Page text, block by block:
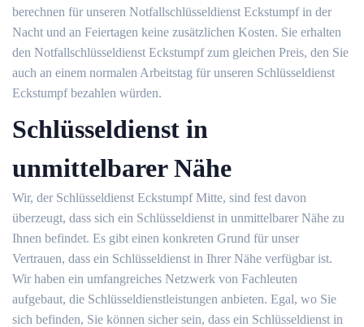
berechnen für unseren Notfallschlüsseldienst Eckstumpf in der
Nacht und an Feiertagen keine zusätzlichen Kosten. Sie erhalten
den Notfallschlüsseldienst Eckstumpf zum gleichen Preis, den Sie
auch an einem normalen Arbeitstag für unseren Schlüsseldienst
Eckstumpf bezahlen würden.
Schlüsseldienst in
unmittelbarer Nähe
Wir, der Schlüsseldienst Eckstumpf Mitte, sind fest davon
überzeugt, dass sich ein Schlüsseldienst in unmittelbarer Nähe zu
Ihnen befindet. Es gibt einen konkreten Grund für unser
Vertrauen, dass ein Schlüsseldienst in Ihrer Nähe verfügbar ist.
Wir haben ein umfangreiches Netzwerk von Fachleuten
aufgebaut, die Schlüsseldienstleistungen anbieten. Egal, wo Sie
sich befinden, Sie können sicher sein, dass ein Schlüsseldienst in